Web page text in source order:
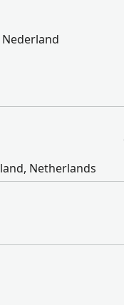
Netherlands